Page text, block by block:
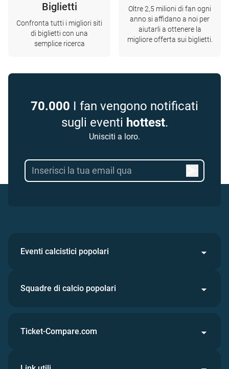
Biglietti
Confronta tutti i migliori siti
di biglietti con una
semplice ricerca
Oltre 2,5 milioni di fan ogni
anno si affidano a noi per
aiutarli a ottenere la
migliore offerta sui biglietti.
70.000 I fan vengono notificati
sugli eventi hottest.
Unisciti a loro.
Eventi calcistici popolari
Squadre di calcio popolari
Ticket-Compare.com